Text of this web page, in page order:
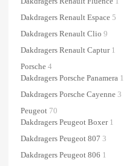
Dakdragers Renault Espace 5
Dakdragers Renault Clio 9
Dakdragers Renault Captur 1
Porsche 4
Dakdragers Porsche Panamera 1
Dakdragers Porsche Cayenne 3
Peugeot 70
Dakdragers Peugeot Boxer 1
Dakdragers Peugeot 807 3
Dakdragers Peugeot 806 1